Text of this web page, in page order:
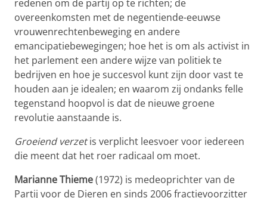
redenen om de partij op te richten; de
overeenkomsten met de negentiende-eeuwse
vrouwenrechtenbeweging en andere
emancipatiebewegingen; hoe het is om als activist in
het parlement een andere wijze van politiek te
bedrijven en hoe je succesvol kunt zijn door vast te
houden aan je idealen; en waarom zij ondanks felle
tegenstand hoopvol is dat de nieuwe groene
revolutie aanstaande is.
Groeiend verzetis verplicht leesvoer voor iedereen
die meent dat het roer radicaal om moet.
Marianne Thieme(1972) is medeoprichter van de
Partij voor de Dieren en sinds 2006 fractievoorzitter